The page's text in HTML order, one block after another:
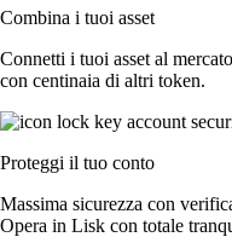
Combina i tuoi asset
Connetti i tuoi asset al
con centinaia di altri token.
Proteggi il tuo conto
Massima sicurezza con
Opera in Lisk con totale